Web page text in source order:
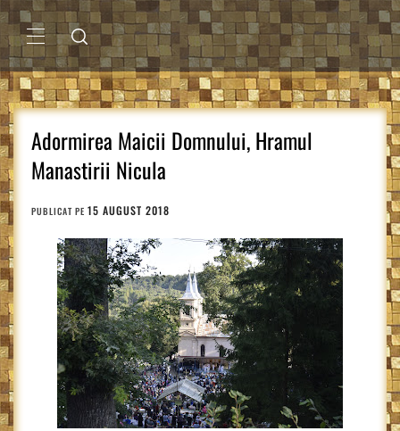
Sari
la
conținutMENIU
PRINCIPAL
Adormirea Maicii Domnului, Hramul
Manastirii Nicula
PUBLICAT PE 15 AUGUST 2018